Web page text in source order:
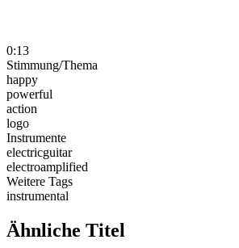
0:13
Stimmung/Thema
happy
powerful
action
logo
Instrumente
electricguitar
electroamplified
Weitere Tags
instrumental
Ähnliche Titel